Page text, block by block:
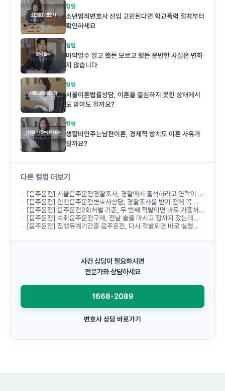
컬럼
소년범죄변호사 선임 고민된다면 학교폭력 절차부터
확인하세요
컬럼
마약밀수 알고 했든 모르고 했든 운반한 사실은 변하
지 않습니다
컬럼
서울이혼법률상담, 이혼을 결심하지 못한 상태에서
도 받아도 될까요?
컬럼
생활비안주는남편이혼, 경제적 방치도 이혼 사유가
될까요?
다른 컬럼 더보기
[음주운전] 서울음주운전경찰조사, 경찰에서 출석하라고 연락이 왔는데 무엇부터 준비해야 하나요?
[음주운전] 인천음주운전변호사상담, 경찰조사를 받기 전에 꼭 받아야 하나요?
[음주운전] 음주운전2회처벌 기준, 두 번째 적발이면 바로 가중처벌되나요?
[음주운전] 숙취음주운전구제, 전날 술을 마시고 잠까지 잤는데도 음주운전으로 처벌되나요?
[음주운전] 집행유예기간중 음주운전, 다시 적발되면 바로 실형이 선고되나요?
사건 상담이 필요하시면
전문가와 상담하세요
1668-2089
변호사 상담 바로가기